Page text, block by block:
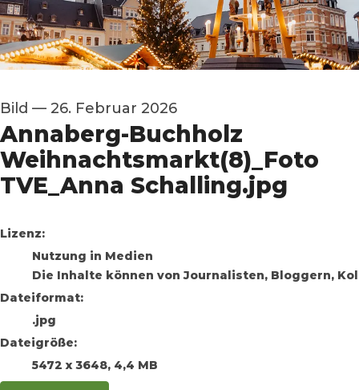
Bild — 26. Februar 2026
Annaberg-Buchholz
Weihnachtsmarkt(8)_Foto
TVE_Anna Schalling.jpg
go to media item
Lizenz:
Nutzung in Medien
Die Inhalte können von Journalisten, Bloggern,
Dateiformat:
.jpg
Dateigröße:
5472 x 3648, 4,4 MB